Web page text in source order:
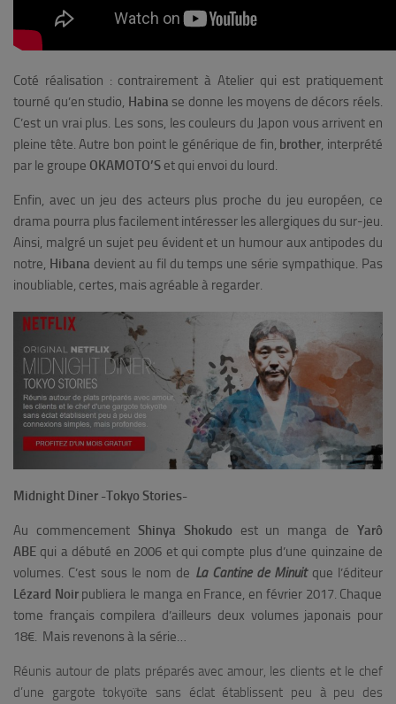
Coté réalisation : contrairement à Atelier qui est pratiquement
tourné qu’en studio, Habina se donne les moyens de décors réels.
C’est un vrai plus. Les sons, les couleurs du Japon vous arrivent en
pleine tête. Autre bon point le générique de fin, brother, interprété
par le groupe OKAMOTO’S et qui envoi du lourd.
Enfin, avec un jeu des acteurs plus proche du jeu européen, ce
drama pourra plus facilement intéresser les allergiques du sur-jeu.
Ainsi, malgré un sujet peu évident et un humour aux antipodes du
notre, Hibana devient au fil du temps une série sympathique. Pas
inoubliable, certes, mais agréable à regarder.
Midnight Diner -Tokyo Stories-
Au commencement Shinya Shokudo est un manga de Yarô
ABE qui a débuté en 2006 et qui compte plus d’une quinzaine de
volumes. C’est sous le nom de La Cantine de Minuitque l’éditeur
Lézard Noirpubliera le manga en France, en février 2017. Chaque
tome français compilera d’ailleurs deux volumes japonais pour
18€. Mais revenons à la série…
Réunis autour de plats préparés avec amour, les clients et le chef
d’une gargote tokyoïte sans éclat établissent peu à peu des